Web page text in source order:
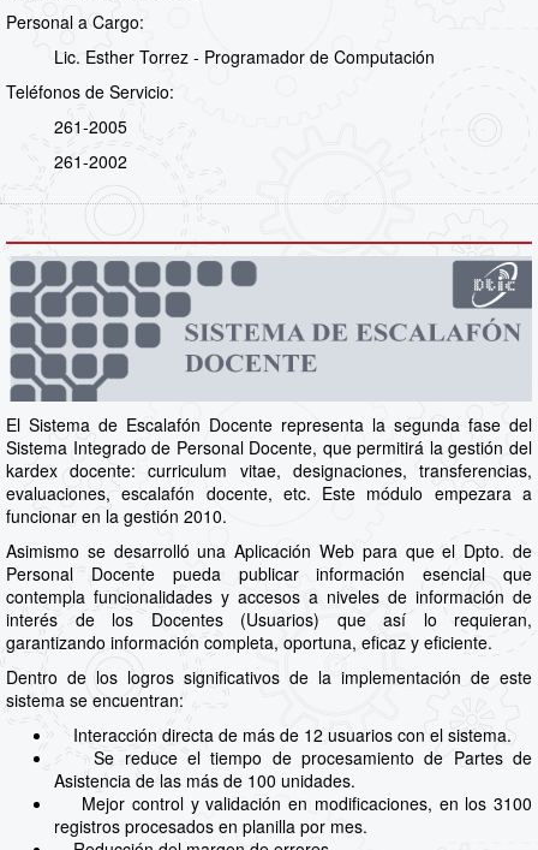
Personal a Cargo:
Lic. Esther Torrez - Programador de Computación
Teléfonos de Servicio:
261-2005
261-2002
El Sistema de Escalafón Docente representa la segunda fase del
Sistema Integrado de Personal Docente, que permitirá la gestión del
kardex docente: curriculum vitae, designaciones, transferencias,
evaluaciones, escalafón docente, etc. Este módulo empezara a
funcionar en la gestión 2010.
Asimismo se desarrolló una Aplicación Web para que el Dpto. de
Personal Docente pueda publicar información esencial que
contempla funcionalidades y accesos a niveles de información de
interés de los Docentes (Usuarios) que así lo requieran,
garantizando información completa, oportuna, eficaz y eficiente.
Dentro de los logros significativos de la implementación de este
sistema se encuentran:
Interacción directa de más de 12 usuarios con el sistema.
Se reduce el tiempo de procesamiento de Partes de
Asistencia de las más de 100 unidades.
Mejor control y validación en modificaciones, en los 3100
registros procesados en planilla por mes.